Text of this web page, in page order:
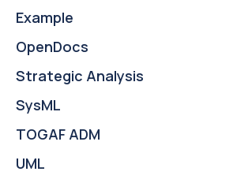
Example
OpenDocs
Strategic Analysis
SysML
TOGAF ADM
UML